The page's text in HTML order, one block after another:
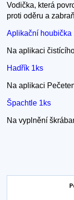
Vodička, která
proti oděru a
Aplikační houbička
Na aplikaci
Hadřík 1ks
Na aplikaci
Špachtle 1ks
Na vyplnění